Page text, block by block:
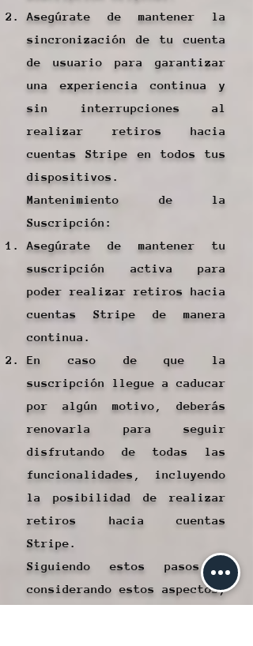
Asegúrate de mantener la
sincronización de tu cuenta
de usuario para garantizar
una experiencia continua y
sin interrupciones al
realizar retiros hacia
cuentas Stripe en todos tus
dispositivos.
Mantenimiento de la
Suscripción:
Asegúrate de mantener tu
suscripción activa para
poder realizar retiros hacia
cuentas Stripe de manera
continua.
En caso de que la
suscripción llegue a caducar
por algún motivo, deberás
renovarla para seguir
disfrutando de todas las
funcionalidades, incluyendo
la posibilidad de realizar
retiros hacia cuentas
Stripe.
Siguiendo estos pasos y
considerando estos aspectos,